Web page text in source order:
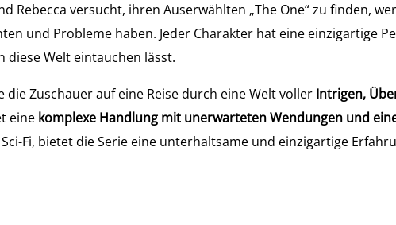
Rebecca versucht, ihren Auserwählten „The One“ zu finden,
und Probleme haben. Jeder Charakter hat eine einzigartige
diese Welt eintauchen lässt.
die Zuschauer auf eine Reise durch eine Welt voller Intrigen,
eine komplexe Handlung mit unerwarteten Wendungen und
Fi, bietet die Serie eine unterhaltsame und einzigartige